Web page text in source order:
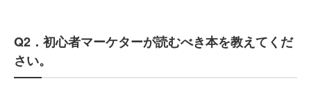
Q2．初心者マーケターが読むべき本を教えてくだ
さい。